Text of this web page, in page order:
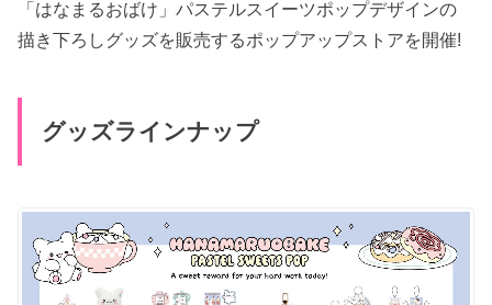
「はなまるおばけ」パステルスイーツポップデザインの
描き下ろしグッズを販売するポップアップストアを開催!
グッズラインナップ